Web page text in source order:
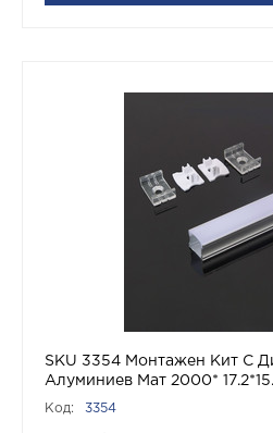
SKU 3354 Монтажен Kит С
Алуминиев Мат 2000*
Код: 3354